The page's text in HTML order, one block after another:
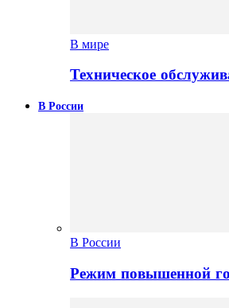
В мире
Техническое
В России
В России
Режим повышенной